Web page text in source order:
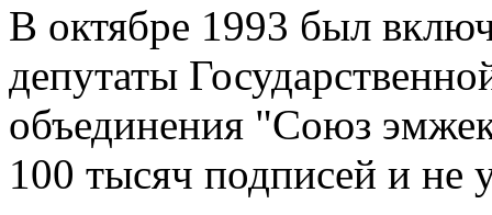
В октябре 1993 был
депутаты
объединения "Союз
100 тысяч подписей и не